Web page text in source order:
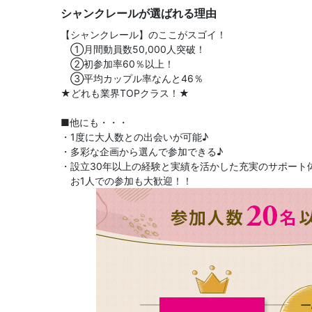
シャンクレールが選ばれる理由
【シャンクレール】のここがスゴイ！
①月間動員数50,000人突破！
②初参加率60％以上！
③平均カップル率なんと46％
★どれも業界TOPクラス！★
■他にも・・・
・1度に大人数との出会いが可能♪
・多彩な企画から選んで参加できる♪
・設立30年以上の経験と実績を活かした充実のサポート
お1人での参加も大歓迎！！